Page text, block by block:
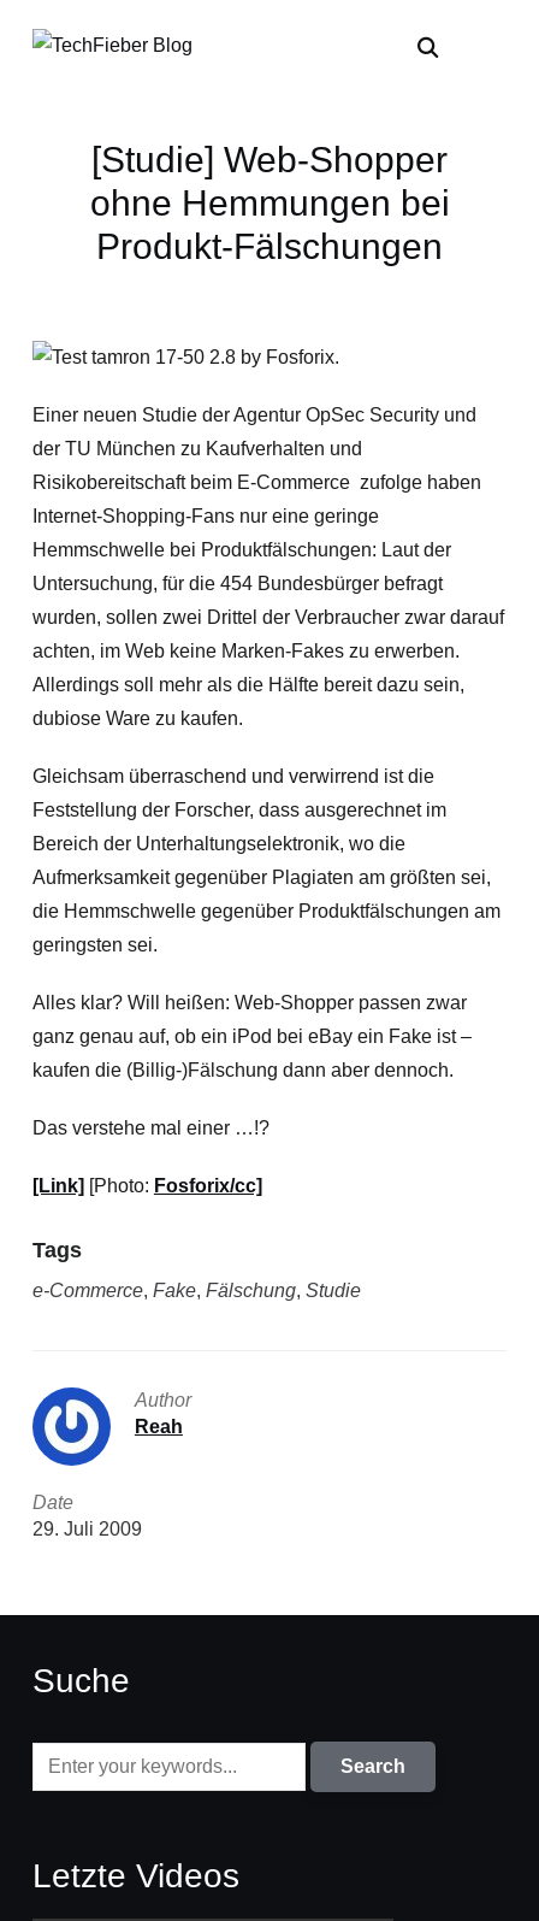
[Studie] Web-Shopper
ohne Hemmungen bei
Produkt-Fälschungen
Einer neuen Studie der Agentur OpSec Security und
der TU München zu Kaufverhalten und
Risikobereitschaft beim E-Commerce zufolge haben
Internet-Shopping-Fans nur eine geringe
Hemmschwelle bei Produktfälschungen: Laut der
Untersuchung, für die 454 Bundesbürger befragt
wurden, sollen zwei Drittel der Verbraucher zwar darauf
achten, im Web keine Marken-Fakes zu erwerben.
Allerdings soll mehr als die Hälfte bereit dazu sein,
dubiose Ware zu kaufen.
Gleichsam überraschend und verwirrend ist die
Feststellung der Forscher, dass ausgerechnet im
Bereich der Unterhaltungselektronik, wo die
Aufmerksamkeit gegenüber Plagiaten am größten sei,
die Hemmschwelle gegenüber Produktfälschungen am
geringsten sei.
Alles klar? Will heißen: Web-Shopper passen zwar
ganz genau auf, ob ein iPod bei eBay ein Fake ist –
kaufen die (Billig-)Fälschung dann aber dennoch.
Das verstehe mal einer …!?
[Link] [Photo: Fosforix/cc]
Tags
e-Commerce, Fake, Fälschung, Studie
Author
Reah
Date
29. Juli 2009
Suche
Letzte Videos